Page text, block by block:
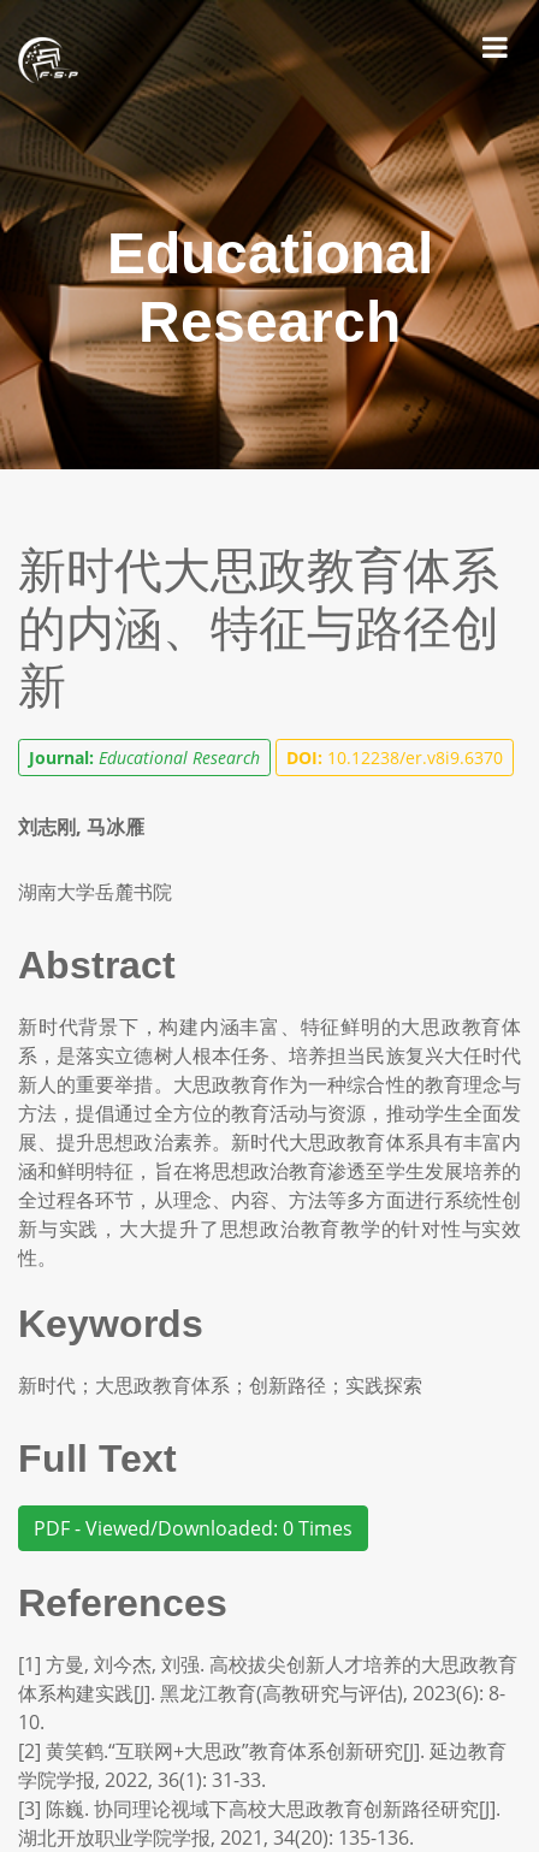
Educational
Research
新时代大思政教育体系
的内涵、特征与路径创
新
Journal: Educational Research DOI: 10.12238/er.v8i9.6370
刘志刚, 马冰雁
湖南大学岳麓书院
Abstract
新时代背景下，构建内涵丰富、特征鲜明的大思政教育体
系，是落实立德树人根本任务、培养担当民族复兴大任时代
新人的重要举措。大思政教育作为一种综合性的教育理念与
方法，提倡通过全方位的教育活动与资源，推动学生全面发
展、提升思想政治素养。新时代大思政教育体系具有丰富内
涵和鲜明特征，旨在将思想政治教育渗透至学生发展培养的
全过程各环节，从理念、内容、方法等多方面进行系统性创
新与实践，大大提升了思想政治教育教学的针对性与实效
性。
Keywords
新时代；大思政教育体系；创新路径；实践探索
Full Text
PDF - Viewed/Downloaded: 0 Times
References
[1] 方曼, 刘今杰, 刘强. 高校拔尖创新人才培养的大思政教育
体系构建实践[J]. 黑龙江教育(高教研究与评估), 2023(6): 8-
10.
[2] 黄笑鹤.“互联网+大思政”教育体系创新研究[J]. 延边教育
学院学报, 2022, 36(1): 31-33.
[3] 陈巍. 协同理论视域下高校大思政教育创新路径研究[J].
湖北开放职业学院学报, 2021, 34(20): 135-136.